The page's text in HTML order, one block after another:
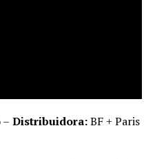
Distribuidora:BF + Paris